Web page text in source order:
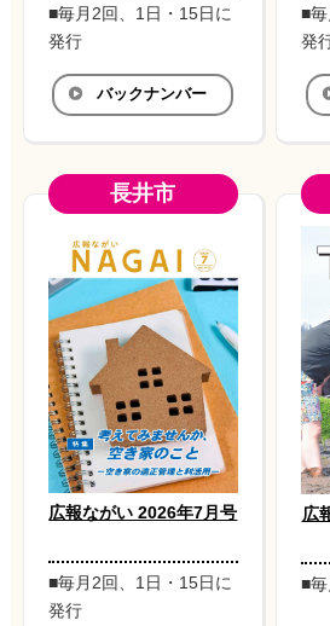
■毎月2回、1日・15日に
発行
バックナンバー
■
発
長井市
広報ながい 2026年7月号
■毎月2回、1日・15日に
発行
広
■